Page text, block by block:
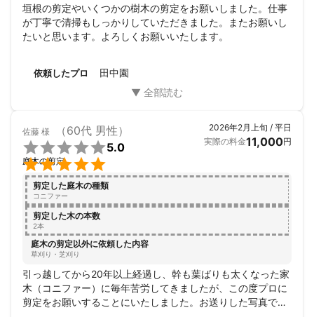
垣根の剪定やいくつかの樹木の剪定をお願いしました。仕事
が丁寧で清掃もしっかりしていただきました。またお願いし
たいと思います。よろしくお願いいたします。
依頼したプロ 田中園
佐藤 様 （60代 男性）


5.0
庭木の剪定
2026年2月上旬 / 平日
実際の料金11,000円
剪定した庭木の種類
コニファー
剪定した木の本数
2本
庭木の剪定以外に依頼した内容
草刈り・芝刈り
引っ越してから20年以上経過し、幹も葉ばりも太くなった家
木（コニファー）に毎年苦労してきましたが、この度プロに
剪定をお願いすることにいたしました。お送りした写真で大